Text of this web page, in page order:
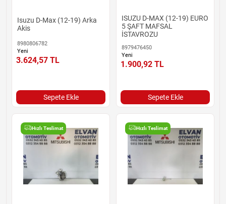
Isuzu D-Max (12-19) Arka
Akis
8980806782
Yeni
3.624,57 TL
Sepete Ekle
ISUZU D-MAX (12-19) EURO
5 ŞAFT MAFSAL
İSTAVROZU
8979476450
Yeni
1.900,92 TL
Sepete Ekle
Hızlı Teslimat Hızlı Teslimat